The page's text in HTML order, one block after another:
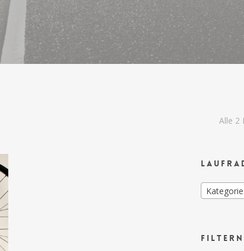
Alle 2
Filtern